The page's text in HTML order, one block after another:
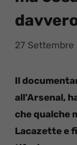
27 Settembre
Il
all’Arsenal,
che qualche
Lacazette e